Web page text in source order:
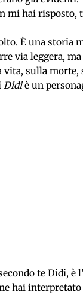
mi hai risposto,
È una storia
via leggera,
sulla morte,
Didiè un
te Didi, è
hai